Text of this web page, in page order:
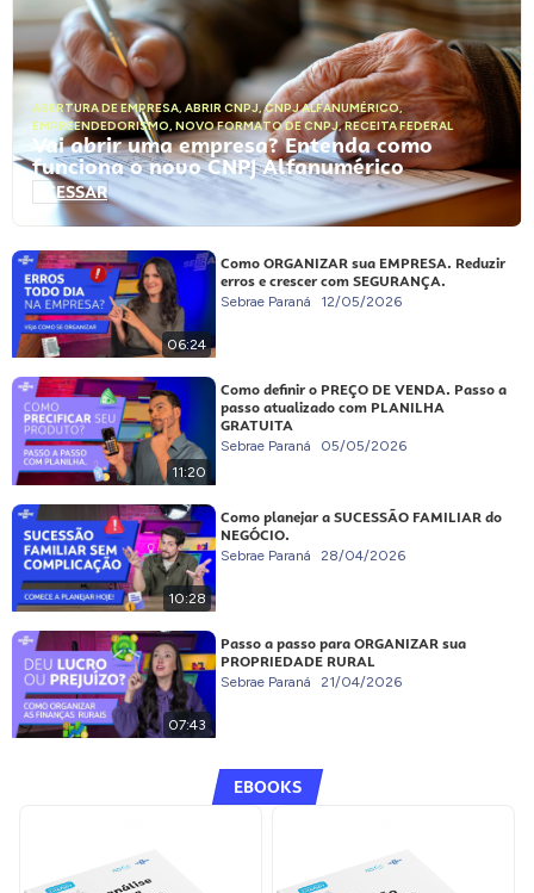
ABERTURA DE EMPRESA, ABRIR CNPJ,CNPJ ALFANUMÉRICO,
EMPREENDEDORISMO, NOVO FORMATO DE CNPJ,RECEITA FEDERAL
Vai abrir uma empresa? Entenda como
funciona o novo CNPJ Alfanumérico
ACESSAR
06:24
Como ORGANIZAR sua EMPRESA. Reduzir
erros e crescer com SEGURANÇA.
Sebrae Paraná 12/05/2026
11:20
Como definir o PREÇO DE VENDA. Passo a
passo atualizado com PLANILHA
GRATUITA
Sebrae Paraná 05/05/2026
10:28
Como planejar a SUCESSÃO FAMILIAR do
NEGÓCIO.
Sebrae Paraná 28/04/2026
07:43
Passo a passo para ORGANIZAR sua
PROPRIEDADE RURAL
Sebrae Paraná 21/04/2026
EBOOKS